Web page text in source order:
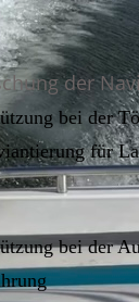
der
bei der
für
bei der